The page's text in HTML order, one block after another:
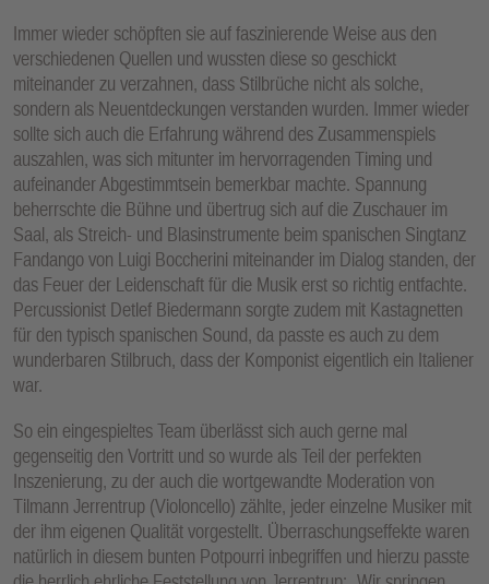
Immer wieder schöpften sie auf faszinierende Weise aus den
verschiedenen Quellen und wussten diese so geschickt
miteinander zu verzahnen, dass Stilbrüche nicht als solche,
sondern als Neuentdeckungen verstanden wurden. Immer wieder
sollte sich auch die Erfahrung während des Zusammenspiels
auszahlen, was sich mitunter im hervorragenden Timing und
aufeinander Abgestimmtsein bemerkbar machte. Spannung
beherrschte die Bühne und übertrug sich auf die Zuschauer im
Saal, als Streich- und Blasinstrumente beim spanischen Singtanz
Fandango von Luigi Boccherini miteinander im Dialog standen, der
das Feuer der Leidenschaft für die Musik erst so richtig entfachte.
Percussionist Detlef Biedermann sorgte zudem mit Kastagnetten
für den typisch spanischen Sound, da passte es auch zu dem
wunderbaren Stilbruch, dass der Komponist eigentlich ein Italiener
war.
So ein eingespieltes Team überlässt sich auch gerne mal
gegenseitig den Vortritt und so wurde als Teil der perfekten
Inszenierung, zu der auch die wortgewandte Moderation von
Tilmann Jerrentrup (Violoncello) zählte, jeder einzelne Musiker mit
der ihm eigenen Qualität vorgestellt. Überraschungseffekte waren
natürlich in diesem bunten Potpourri inbegriffen und hierzu passte